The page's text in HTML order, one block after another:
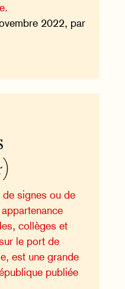
2022, par
signes ou de
collèges et
le port de
est une grande
publiée